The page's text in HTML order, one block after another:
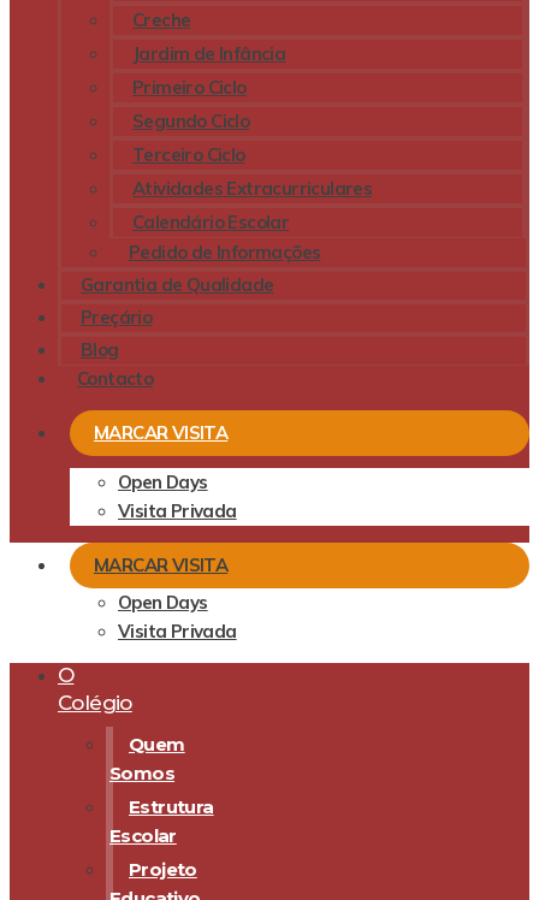
Creche
Jardim de Infância
Primeiro Ciclo
Segundo Ciclo
Terceiro Ciclo
Atividades Extracurriculares
Calendário Escolar
Pedido de Informações
Garantia de Qualidade
Preçário
Blog
Contacto
MARCAR VISITA
Open Days
Visita Privada
MARCAR VISITA
Open Days
Visita Privada
O
Colégio
Quem
Somos
Estrutura
Escolar
Projeto